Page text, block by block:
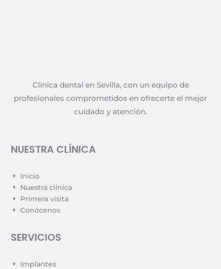
Clínica dental en Sevilla, con un equipo de
profesionales comprometidos en ofrecerte el mejor
cuidado y atención.
NUESTRA CLÍNICA
E Inicio
E Nuestra clínica
E Primera visita
E Conócenos
SERVICIOS
E Implantes